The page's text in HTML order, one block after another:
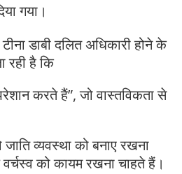
गया।
डाबी दलित अधिकारी होने के
रही है कि
करते हैं”, जो वास्तविकता से
व्यवस्था को बनाए रखना
को कायम रखना चाहते हैं।